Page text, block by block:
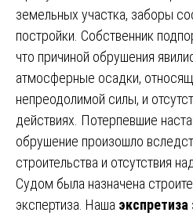
земельных участка, заборы
постройки. Собственник
что причиной обрушения
атмосферные осадки,
непреодолимой силы, и
действиях. Потерпевшие
обрушение произошло
строительства и отсутствия
Судом была назначена
экспертиза. Наша экспретиза